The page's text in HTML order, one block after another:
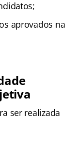
aprovados na
ser realizada